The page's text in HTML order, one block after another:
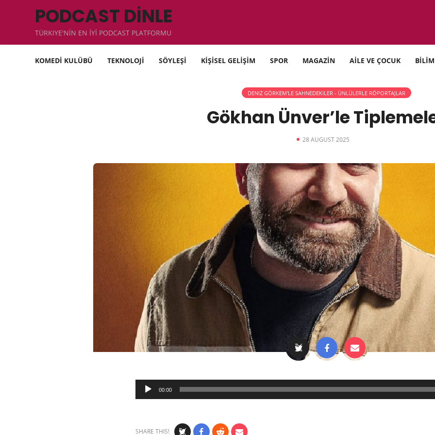
PODCAST DİNLE
TÜRKIYE'NİN EN İYİ PODCAST PLATFORMU
KOMEDİ KULÜBÜ TEKNOLOJİ SÖYLEŞİ KİŞİSEL GELİŞİM SPOR MAGAZİN AİLE VE ÇOCUK BİLİM
DENIZ GÖRKEM'LE SAHNEDEKILER - ÜNLÜLERLE RÖPORTAJLAR
Gökhan Ünver’le
28 AUGUST 2025
Audio
Player
00:00
SHARE THIS!